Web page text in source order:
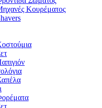
Κουρέματος